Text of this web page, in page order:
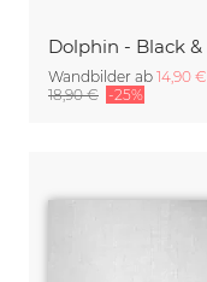
Wandbilder ab 14,90 €
18,90 € -25%